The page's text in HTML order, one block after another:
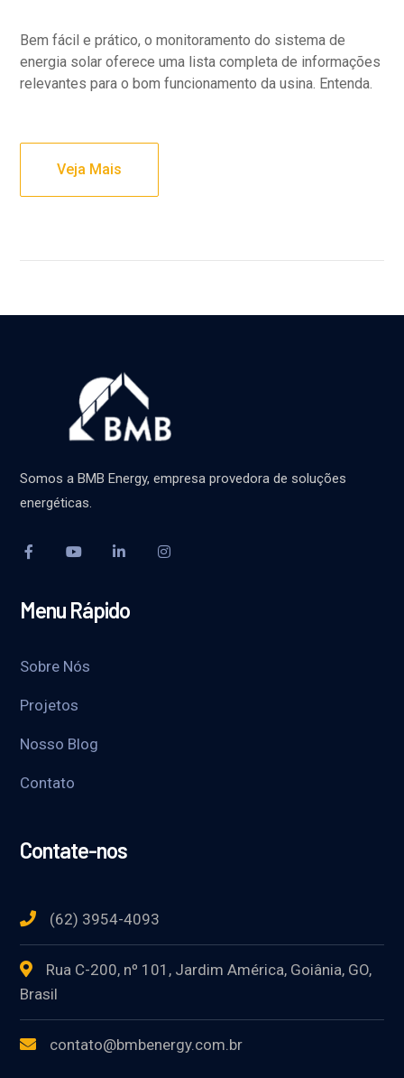
Bem fácil e prático, o monitoramento do sistema de
energia solar oferece uma lista completa de informações
relevantes para o bom funcionamento da usina. Entenda.
Veja Mais
Somos a BMB Energy, empresa provedora de soluções
energéticas.
Menu Rápido
Sobre Nós
Projetos
Nosso Blog
Contato
Contate-nos
(62) 3954-4093
Rua C-200, nº 101, Jardim América, Goiânia, GO,
Brasil
contato@bmbenergy.com.br